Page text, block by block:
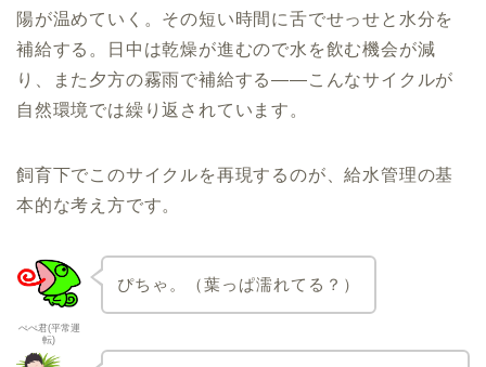
陽が温めていく。その短い時間に舌でせっせと水分を
補給する。日中は乾燥が進むので水を飲む機会が減
り、また夕方の霧雨で補給する——こんなサイクルが
自然環境では繰り返されています。
飼育下でこのサイクルを再現するのが、給水管理の基
本的な考え方です。
ぺぺ君(平常運
転)
ぴちゃ。（葉っぱ濡れてる？）